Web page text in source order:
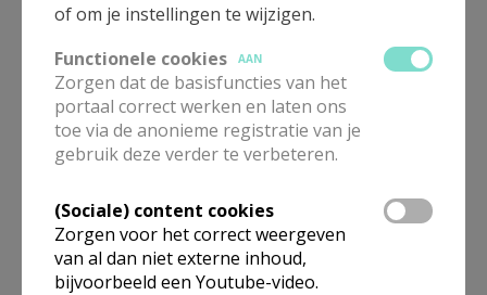
Meer
Spiritualiteit
Artikel
of om je instellingen te wijzigen.
Functionele cookies
AAN
Zorgen dat de basisfuncties van het
portaal correct werken en laten ons
toe via de anonieme registratie van je
gebruik deze verder te verbeteren.
(Sociale) content cookies
Zorgen voor het correct weergeven
van al dan niet externe inhoud,
bijvoorbeeld een Youtube-video.